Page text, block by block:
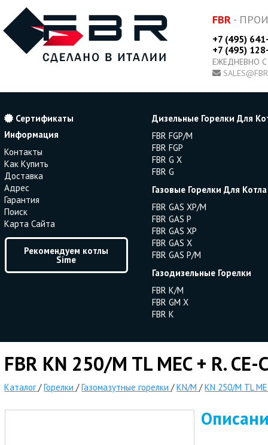
FBR -
+7 (495)
+7 (495)
ЕЖЕДНЕВНО
Сертификаты
Информация
Контакты
Как Купить
Доставка
Адрес
Гарантия
Поиск
Карта Сайта
Рекомендуем котлы
Sime
Дизельные Горелки Для
FBR FGP/M
FBR FGP
FBR G X
FBR G
Газовые Горелки Для Котла
FBR GAS XP/M
FBR GAS P
FBR GAS XP
FBR GAS X
FBR GAS P/M
Газодизельные Горелки
FBR K/M
FBR GM X
FBR K
FBR KN 250/M TL MEC + R.
Каталог /Горелки /Газомазутные горелки /KN/M /KN 250/M TL